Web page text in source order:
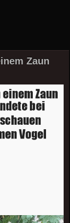
Zaun